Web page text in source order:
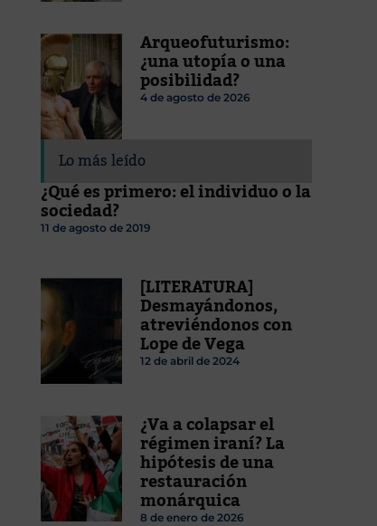
Arqueofuturismo:
¿una utopía o una
posibilidad?
4 de agosto de 2026
Lo más leído
¿Qué es primero: el individuo o la
sociedad?
11 de agosto de 2019
[LITERATURA]
Desmayándonos,
atreviéndonos con
Lope de Vega
12 de abril de 2024
¿Va a colapsar el
régimen iraní? La
hipótesis de una
restauración
monárquica
8 de enero de 2026